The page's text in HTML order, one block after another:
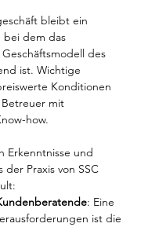
bleibt ein
bei dem das
des
ist. Wichtige
Konditionen
mit
how.
Erkenntnisse und
der Praxis von SSC
: Eine
ist die